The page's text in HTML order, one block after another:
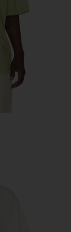
CAMISETA QUIT